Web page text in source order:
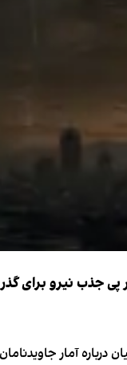
پی جذب نیرو
آمار